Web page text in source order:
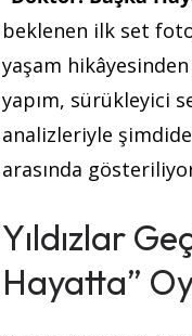
beklenen ilk set
yaşam hikâyesinden
yapım, sürükleyici
analizleriyle
arasında
Yıldızlar
Hayatta”